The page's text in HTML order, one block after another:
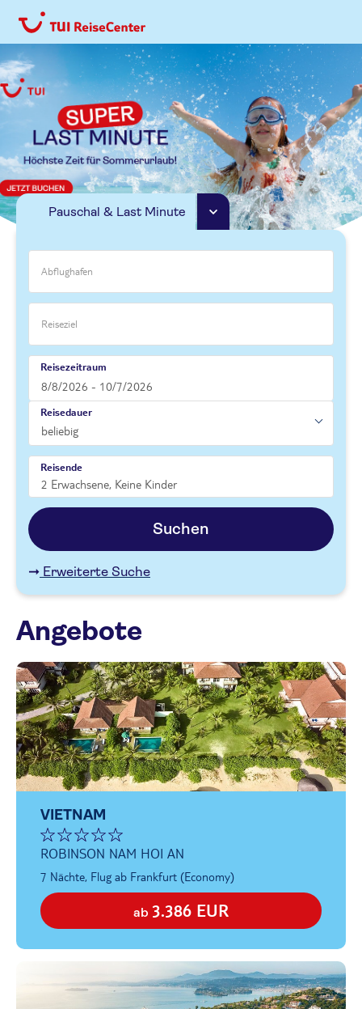
Pauschal & Last Minute
Reisezeitraum
Reisedauer
Reisende
Suchen
Erweiterte Suche
Angebote
VIETNAM
ROBINSON NAM HOI AN
7 Nächte, Flug ab Frankfurt (Economy)
ab 3.386 EUR